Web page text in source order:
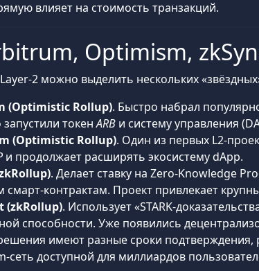
влияет на стоимость транзакций.
Optimism,
2 можно выделить нескольких
(Optimistic Rollup). Быстро набрал
токенARB и систему управления
(Optimistic Rollup). Один из первых L2-
и продолжает расширять экосистему dApp.
. Делает ставку на Zero-Knowledge
контрактам. Проект привлекает
(zkRollup). Использует «STARK-
способности. Уже появились
имеют разные сроки подтверждения,
сеть доступной для миллиардов